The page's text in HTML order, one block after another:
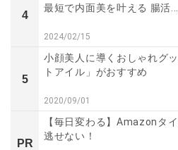
4
最短で内面美を叶える 腸活...
2024/02/15
5
小顔美人に導くおしゃれグ
トアイル」がおすすめ
2020/09/01
PR
【毎日変わる】Amazonタ
逃せない！